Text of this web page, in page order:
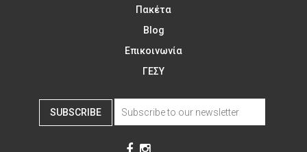
Πακέτα
Blog
Επικοινωνία
ΓΕΣΥ
SUBSCRIBE